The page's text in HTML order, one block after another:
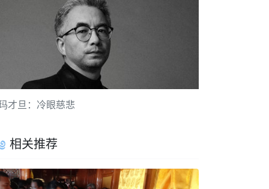
才旦：冷眼慈悲
相关推荐